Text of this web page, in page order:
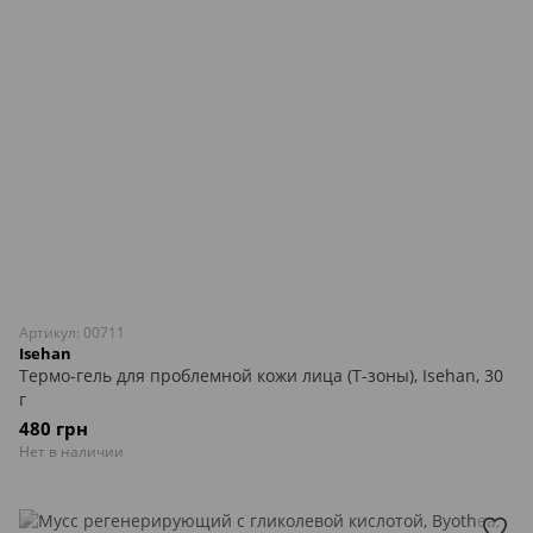
Артикул: 00711
Isehan
Термо-гель для проблемной кожи лица (Т-зоны), Isehan, 30
г
480 грн
Нет в наличии